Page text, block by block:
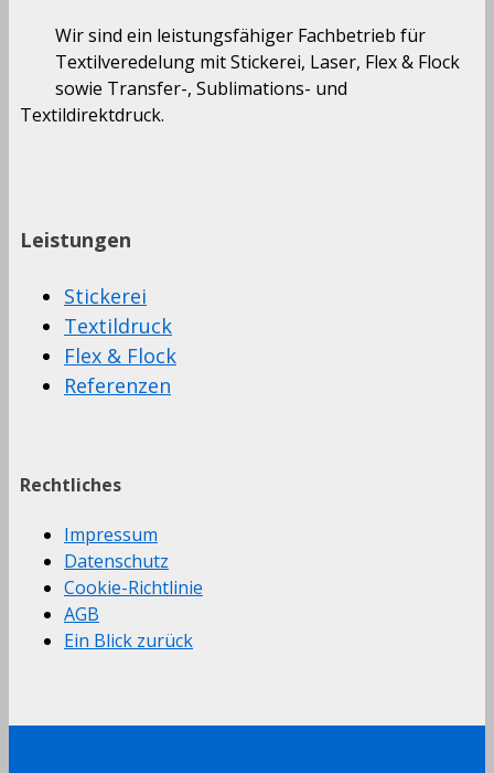
Wir sind ein leistungsfähiger Fachbetrieb für
Textilveredelung mit Stickerei, Laser, Flex & Flock
sowie Transfer-, Sublimations- und
Textildirektdruck.
Leistungen
Stickerei
Textildruck
Flex & Flock
Referenzen
Rechtliches
Impressum
Datenschutz
Cookie-Richtlinie
AGB
Ein Blick zurück